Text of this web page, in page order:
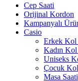
Cep Saati
Orijinal Kordon
Kampanyalı
Casio
Erkek Kol
Kadın Kol
Uniseks
Çocuk
Masa Saati